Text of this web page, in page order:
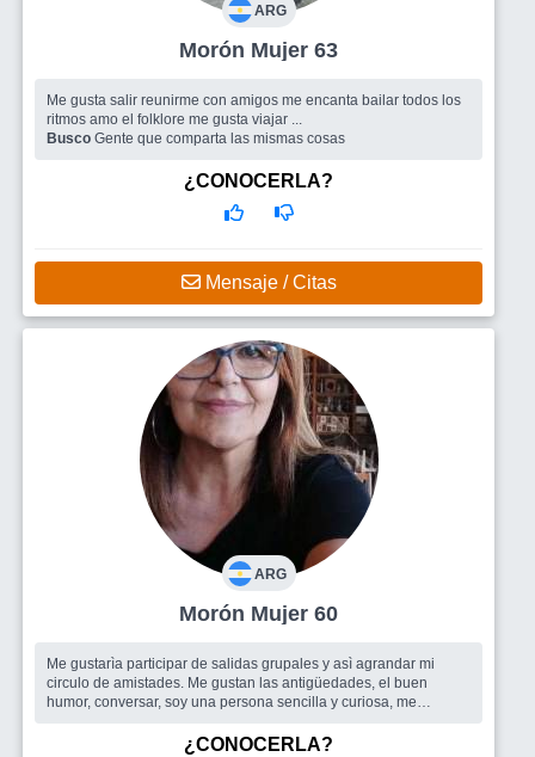
ARG
Morón Mujer 63
Me gusta salir reunirme con amigos me encanta bailar todos los
ritmos amo el folklore me gusta viajar ...
Busco Gente que comparta las mismas cosas
¿CONOCERLA?
Mensaje / Citas
ARG
Morón Mujer 60
Me gustarìa participar de salidas grupales y asì agrandar mi
circulo de amistades. Me gustan las antigüedades, el buen
humor, conversar, soy una persona sencilla y curiosa, me
Me gustarìa conocer gente para fomentar la amistad,
¿CONOCERLA?